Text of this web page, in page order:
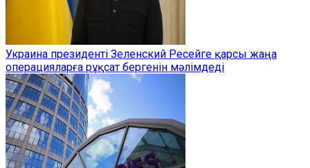
Украина президенті Зеленский Ресейге қарсы жаңа
операцияларға рұқсат бергенін мәлімдеді